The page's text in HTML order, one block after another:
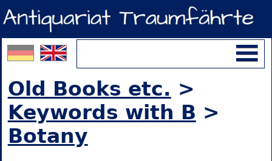
Old Books etc. >
Keywords with B >
Botany